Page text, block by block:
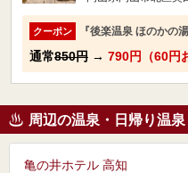
クーポン 『後楽温泉 ほのかの
通常850円 → 790円（60円
周辺の温泉・日帰り温
亀の井ホテル 高知